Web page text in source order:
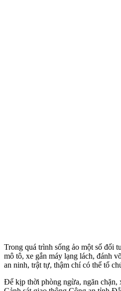
Trong quá trình sống ảo một số đối
mô tô, xe gắn máy lạng lách, đánh
an ninh, trật tự, thậm chí có thể tổ
Để kịp thời phòng ngừa, ngăn chặn,